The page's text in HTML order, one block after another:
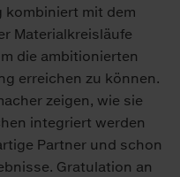
kombiniert mit dem
Materialkreisläufe
die ambitionierten
erreichen zu können.
zeigen, wie sie
integriert werden
Partner und schon
Gratulation an